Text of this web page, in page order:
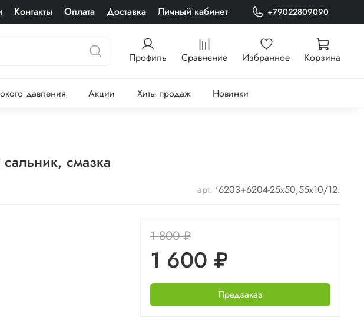
Контакты Оплата Доставка Личный кабинет +79022809090
Профиль Сравнение Избранное Корзина
давления Акции Хиты продаж Новинки
смазка
арт. '6203+6204-25х50,55х10/12.
1 800 ₽
1 600 ₽
Предзаказ